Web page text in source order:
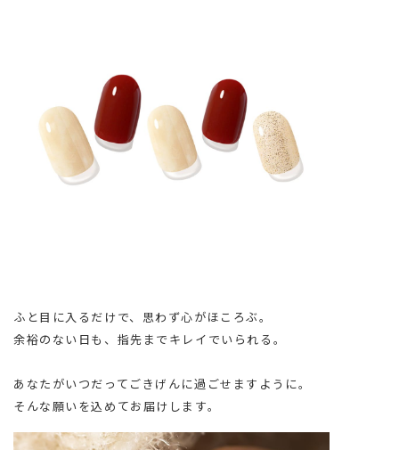
ふと目に入るだけで、思わず心がほころぶ。
余裕のない日も、指先までキレイでいられる。
あなたがいつだってごきげんに過ごせますように。
そんな願いを込めてお届けします。